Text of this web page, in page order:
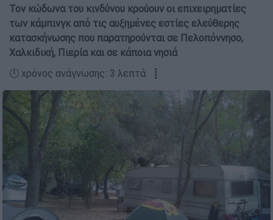
Τον κώδωνα του κινδύνου κρούουν οι επιχειρηματίες
των κάμπινγκ από τις αυξημένες εστίες ελεύθερης
κατασκήνωσης που παρατηρούνται σε Πελοπόννησο,
Χαλκιδική, Πιερία και σε κάποια νησιά
🕛 χρόνος ανάγνωσης: 3 λεπτά ┋